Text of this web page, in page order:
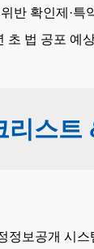
반 확인제·특
초 법 공포 예
리스
정보공개 시스